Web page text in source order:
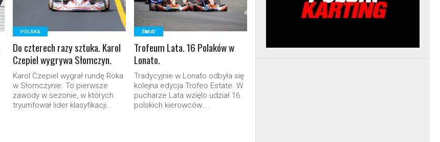
POLSKA
Do czterech razy sztuka. Karol
Czepiel wygrywa Słomczyn.
Karol Czepiel wygrał rundę Roka
w Słomczynie. To pierwsze
zawody w sezonie, w których
tryumfował lider klasyfikacji...
ŚWIAT
Trofeum Lata. 16 Polaków w
Lonato.
Tradycyjnie w Lonato odbyła się
kolejna edycja Trofeo Estate. W
pucharze Lata wzięlo udział 16
polskich kierowców....